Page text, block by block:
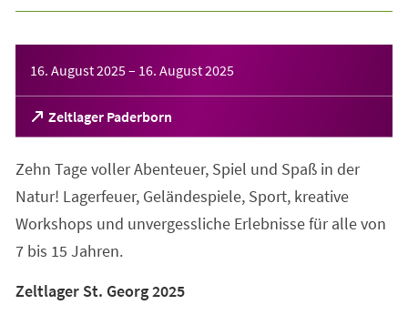
16. August 2025– 16. August 2025
Zeltlager Paderborn
(Öffnet
in
neuen
Tab)
Zehn Tage voller Abenteuer, Spiel und Spaß in der
Natur! Lagerfeuer, Geländespiele, Sport, kreative
Workshops und unvergessliche Erlebnisse für alle von
7 bis 15 Jahren.
Zeltlager St. Georg 2025